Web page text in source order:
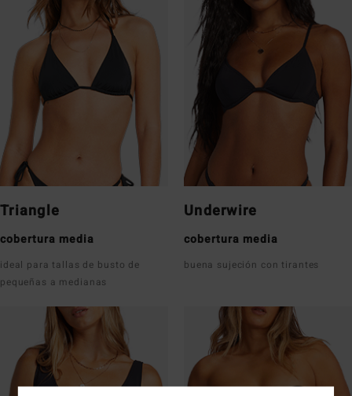
Triangle
cobertura media
ideal para tallas de busto de
pequeñas a medianas
Underwire
cobertura media
buena sujeción con tirantes